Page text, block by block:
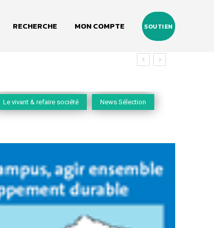
RECHERCHE MON COMPTE SOUTIEN
Le vivant & refaire société News Sélection